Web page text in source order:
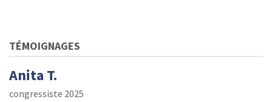
TÉMOIGNAGES
Anita T.
congressiste 2025